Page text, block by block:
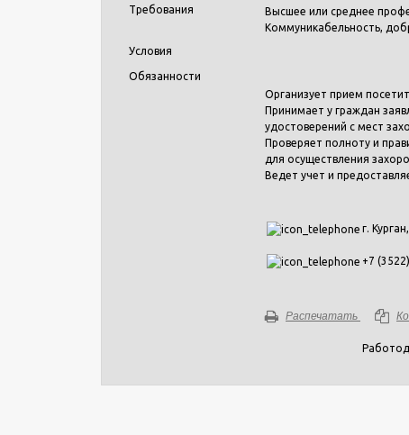
Требования
Высшее или среднее
Коммуникабельность,
Условия
Обязанности
Организует прием
Принимает у граждан
удостоверений с мест
Проверяет полноту и
для осуществления
Ведет учет и
г.
+7
Распечатать